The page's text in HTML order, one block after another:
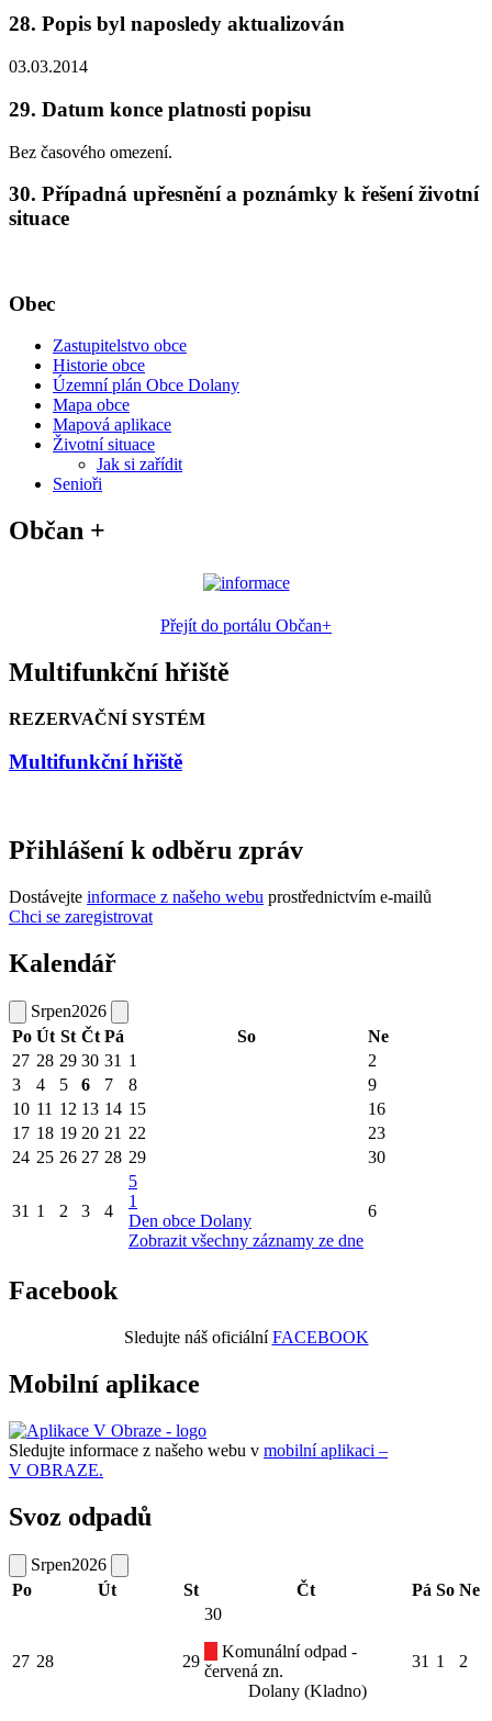
28. Popis byl naposledy aktualizován
03.03.2014
29. Datum konce platnosti popisu
Bez časového omezení.
30. Případná upřesnění a poznámky k řešení životní
situace
Obec
Zastupitelstvo obce
Historie obce
Územní plán Obce Dolany
Mapa obce
Mapová aplikace
Životní situace
Jak si zařídit
Senioři
Občan +
Přejít do portálu Občan+
Multifunkční hřiště
REZERVAČNÍ SYSTÉM
Multifunkční hřiště
Přihlášení k odběru zpráv
Dostávejte informace z našeho webu prostřednictvím e-mailů
Chci se zaregistrovat
Kalendář
Srpen2026
Po Út St Čt Pá So
Ne
27 28 29 30 31 1
2
3
4 5 6 7 8
9
10 11 12 13 14 15
16
17 18 19 20 21 22
23
24 25 26 27 28 29 30
31 1 2 3 4
5
1
Den obce Dolany
Zobrazit všechny záznamy ze dne
6
Facebook
Sledujte náš oficiálníFACEBOOK
Mobilní aplikace
Sledujte informace z našeho webu v mobilní aplikaci –
V OBRAZE.
Svoz odpadů
Srpen2026
Po
Út St Čt Pá So Ne
27 28 29
30
Komunální odpad -
červená zn.
Dolany (Kladno)
31 1 2